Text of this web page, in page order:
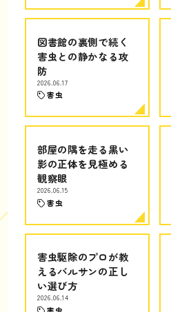
図書館の裏側で続く
害虫との静かなる攻
防
2026.06.17
害虫
部屋の隅を走る黒い
影の正体を見極める
観察眼
2026.06.15
害虫
害虫駆除のプロが教
えるバルサンの正し
い選び方
2026.06.14